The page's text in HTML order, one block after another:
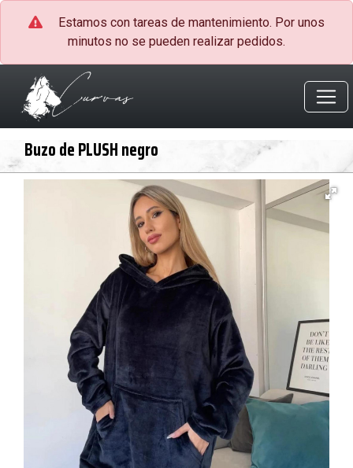
Estamos con tareas de mantenimiento. Por unos
minutos no se pueden realizar pedidos.
Buzo de PLUSH negro